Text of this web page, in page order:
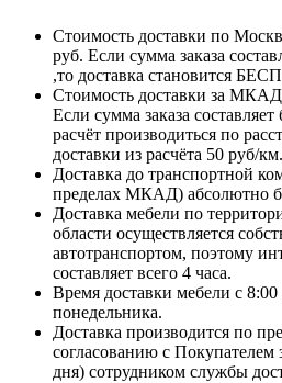
Стоимость доставки по
руб. Если сумма заказа
,то доставка становится
Стоимость доставки за
Если сумма заказа
расчёт производиться по
доставки из расчёта 50 руб/км.
Доставка до транспортной
пределах МКАД) абсолютно
Доставка мебели по
области осуществляется
автотранспортом, поэтому
составляет всего 4 часа.
Время доставки мебели с
понедельника.
Доставка производится по
согласованию с Покупателем
дня) сотрудником службы